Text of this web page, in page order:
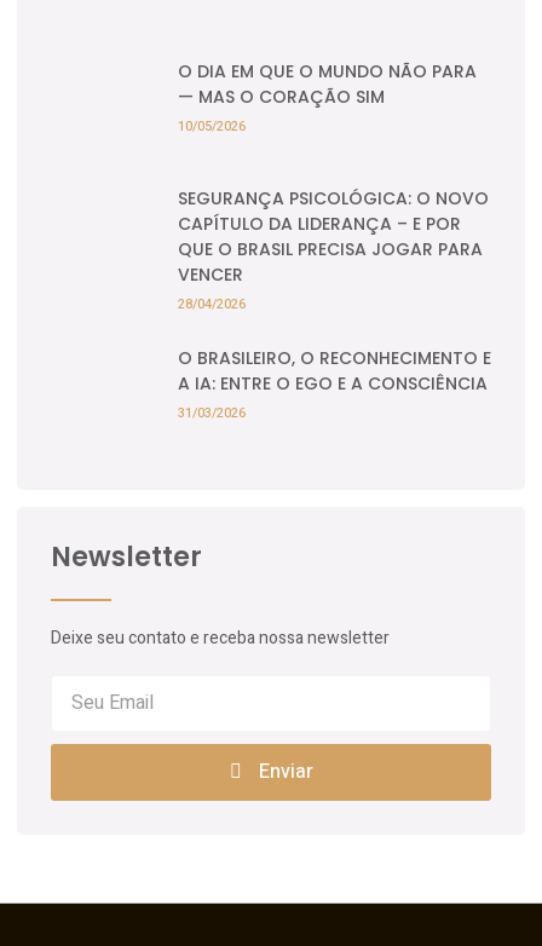
O DIA EM QUE O MUNDO NÃO PARA
— MAS O CORAÇÃO SIM
10/05/2026
SEGURANÇA PSICOLÓGICA: O NOVO
CAPÍTULO DA LIDERANÇA – E POR
QUE O BRASIL PRECISA JOGAR PARA
VENCER
28/04/2026
O BRASILEIRO, O RECONHECIMENTO E
A IA: ENTRE O EGO E A CONSCIÊNCIA
31/03/2026
Newsletter
Deixe seu contato e receba nossa newsletter
Enviar